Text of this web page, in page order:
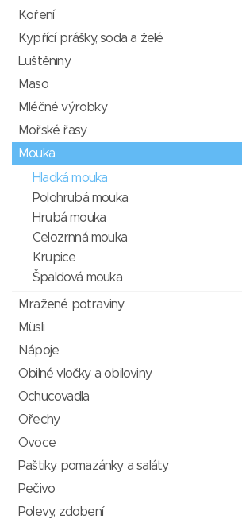
Koření
Kypřící prášky, soda a želé
Luštěniny
Maso
Mléčné výrobky
Mořské řasy
Mouka
Hladká mouka
Polohrubá mouka
Hrubá mouka
Celozrnná mouka
Krupice
Špaldová mouka
Mražené potraviny
Müsli
Nápoje
Obilné vločky a obiloviny
Ochucovadla
Ořechy
Ovoce
Paštiky, pomazánky a saláty
Pečivo
Polevy, zdobení